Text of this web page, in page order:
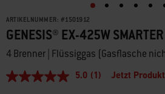
ARTIKELNUMMER: #1501912
GENESIS® EX-425W
4 Brenner | Flüssiggas (Gasflasche
5.0
5.0 (1) Jetzt